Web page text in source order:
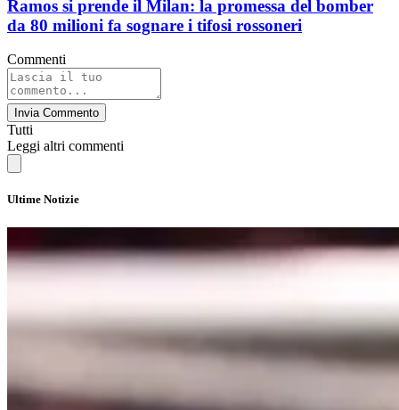
Ramos si prende il Milan: la promessa del bomber
da 80 milioni fa sognare i tifosi rossoneri
Commenti
Invia Commento
Tutti
Leggi altri commenti
Ultime Notizie